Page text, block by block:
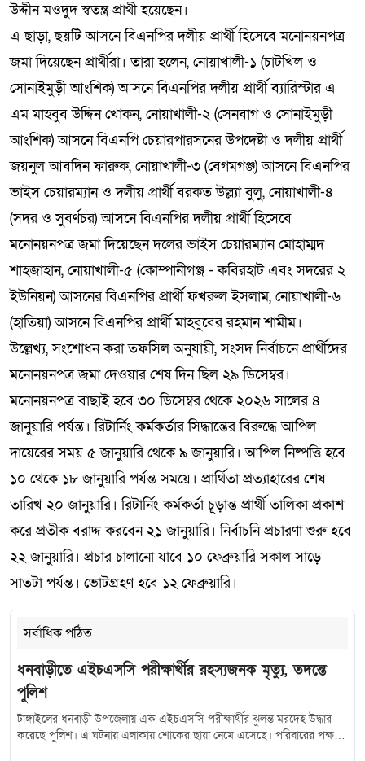
উদ্দীন মওদুদ স্বতন্ত্র প্রাথী হয়েছেন।
এ ছাড়া, ছয়টি আসনে বিএনপির দলীয় প্রার্থী হিসেবে মনোনয়নপত্র
জমা দিয়েছেন প্রার্থীরা। তারা হলেন, নোয়াখালী-১ (চাটখিল ও
সোনাইমুড়ী আংশিক) আসনে বিএনপির দলীয় প্রার্থী ব্যারিস্টার এ
এম মাহবুব উদ্দিন খোকন, নোয়াখালী-২ (সেনবাগ ও সোনাইমুড়ী
আংশিক) আসনে বিএনপি চেয়ারপারসনের উপদেষ্টা ও দলীয় প্রার্থী
জয়নুল আবদিন ফারুক, নোয়াখালী-৩ (বেগমগঞ্জ) আসনে বিএনপির
ভাইস চেয়ারম্যান ও দলীয় প্রার্থী বরকত উল্ল্যা বুলু, নোয়াখালী-৪
(সদর ও সুবর্ণচর) আসনে বিএনপির দলীয় প্রার্থী হিসেবে
মনোনয়নপত্র জমা দিয়েছেন দলের ভাইস চেয়ারম্যান মোহাম্মদ
শাহজাহান, নোয়াখালী-৫ (কোম্পানীগঞ্জ - কবিরহাট এবং সদরের ২
ইউনিয়ন) আসনের বিএনপির প্রার্থী ফখরুল ইসলাম, নোয়াখালী-৬
(হাতিয়া) আসনে বিএনপির প্রার্থী মাহবুবের রহমান শামীম।
উল্লেখ্য, সংশোধন করা তফসিল অনুযায়ী, সংসদ নির্বাচনে প্রার্থীদের
মনোনয়নপত্র জমা দেওয়ার শেষ দিন ছিল ২৯ ডিসেম্বর।
মনোনয়নপত্র বাছাই হবে ৩০ ডিসেম্বর থেকে ২০২৬ সালের ৪
জানুয়ারি পর্যন্ত। রিটার্নিং কর্মকর্তার সিদ্ধান্তের বিরুদ্ধে আপিল
দায়েরের সময় ৫ জানুয়ারি থেকে ৯ জানুয়ারি। আপিল নিষ্পত্তি হবে
১০ থেকে ১৮ জানুয়ারি পর্যন্ত সময়ে। প্রার্থিতা প্রত্যাহারের শেষ
তারিখ ২০ জানুয়ারি। রিটার্নিং কর্মকর্তা চূড়ান্ত প্রার্থী তালিকা প্রকাশ
করে প্রতীক বরাদ্দ করবেন ২১ জানুয়ারি। নির্বাচনি প্রচারণা শুরু হবে
২২ জানুয়ারি। প্রচার চালানো যাবে ১০ ফেব্রুয়ারি সকাল সাড়ে
সাতটা পর্যন্ত। ভোটগ্রহণ হবে ১২ ফেব্রুয়ারি।
সর্বাধিক পঠিত
ধনবাড়ীতে এইচএসসি পরীক্ষার্থীর রহস্যজনক মৃত্যু, তদন্তে
পুলিশ
টাঙ্গাইলের ধনবাড়ী উপজেলায় এক এইচএসসি পরীক্ষার্থীর ঝুলন্ত মরদেহ উদ্ধার
করেছে পুলিশ। এ ঘটনায় এলাকায় শোকের ছায়া নেমে এসেছে। পরিবারের পক্ষ
থেকে প্রেমঘটিত বিষয়কে কেন্দ্র করে বিভিন্ন অভিযোগ তোলা হলেও, তদন্ত শেষ না